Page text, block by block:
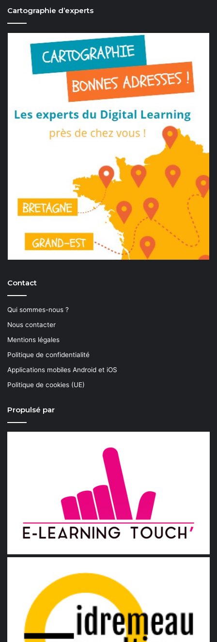
Cartographie d’experts
Contact
Qui sommes-nous ?
Nous contacter
Mentions légales
Politique de confidentialité
Applications mobiles Android et iOS
Politique de cookies (UE)
Propulsé par